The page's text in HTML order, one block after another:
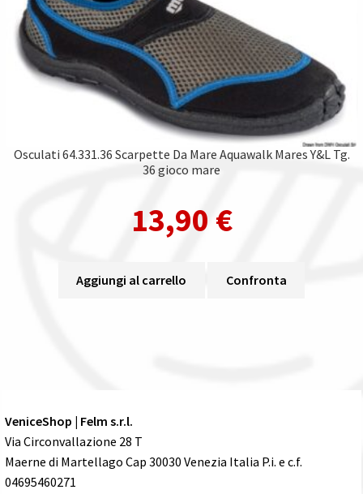
Osculati 64.331.36 Scarpette Da Mare Aquawalk Mares Y&L Tg.
36 gioco mare
13,90 €
Aggiungi al carrello Confronta
VeniceShop | Felm s.r.l.
Via Circonvallazione 28 T
Maerne di Martellago Cap 30030 Venezia Italia P.i. e c.f.
04695460271